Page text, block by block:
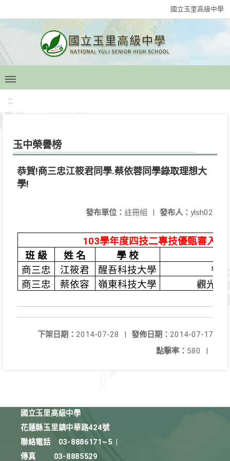
國立玉里高級中學
:::
玉中榮譽榜
恭賀!商三忠江筱君同學.蔡依蓉同學錄取理想大
學!
發布人： ylsh02
發布單位： 註冊組 |
103學年度四技二專技優甄審入學
班 級
姓 名 學 校
商三忠
江筱君 醒吾科技大學
餐
商三忠
蔡依容 嶺東科技大學 觀光與
發佈日期： 2014-07-17
下架日期： 2014-07-28
|
點擊率： 580 |
國立玉里高級中學
花蓮縣玉里鎮中華路424號
聯絡電話
03-8886171~5
傳真
03-8885529